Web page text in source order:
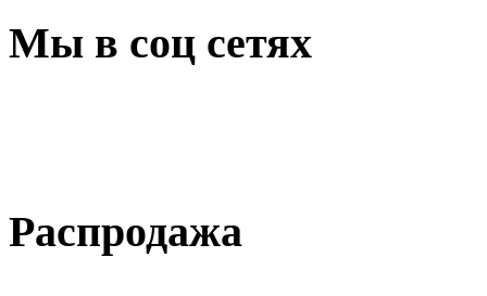
Мы в соц сетях
Распродажа